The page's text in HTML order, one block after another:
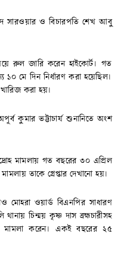
সারওয়ার ও বিচারপতি শেখ আবু
রুল জারি করেন হাইকোর্ট। গত
মে দিন নির্ধারণ করা হয়েছিল।
করা হয়।
কুমার ভট্টাচার্য শুনানিতে অংশ
মামলায় গত বছরের ৩০ এপ্রিল
তাকে গ্রেপ্তার দেখানো হয়।
মোহরা ওয়ার্ড বিএনপির সাধারণ
চিন্ময় কৃষ্ণ দাস ব্রহ্মচারীসহ
মামলা করেন। একই বছরের ২৫